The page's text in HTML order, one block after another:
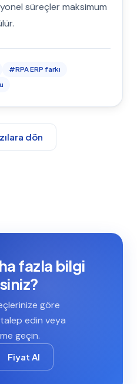
süreçler maksimum
#RPA ERP farkı
dön
fazla bilgi
göre
edin veya
geçin.
Fiyat Al